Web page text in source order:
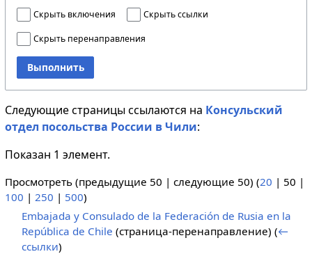
Скрыть включения Скрыть ссылки
Скрыть перенаправления
Выполнить
Следующие страницы ссылаются на Консульский
отдел посольства России в Чили:
Показан 1 элемент.
Просмотреть (предыдущие 50 | следующие 50) (20 | 50 |
100 | 250 | 500)
Embajada y Consulado de la Federación de Rusia en la
República de Chile (страница-перенаправление)(←
ссылки)